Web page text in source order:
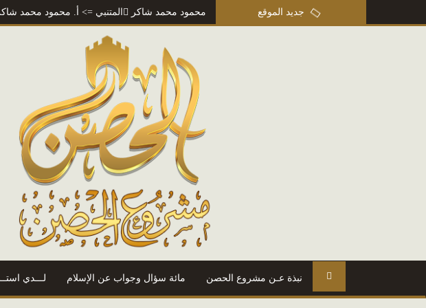
جديد الموقع معجم المتنبي=> أ. محمود محمد شاكر من مذكرات عمر بن أبي ربيعة=> أ. محمود محمد شاكر
نبذة عـن مشروع الحصن مائة سؤال وجواب عن الإسلام لـــدي